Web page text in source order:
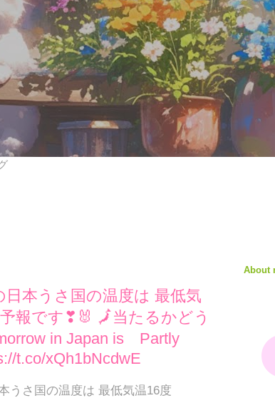
日本うさ国の温度は 最低気
報です❣🐰 🗾当たるかどう
in Japan is Partly
t.co/xQh1bNcdwE
うさ国の温度は 最低気温16度
About